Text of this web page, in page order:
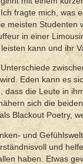
fragte mich, was
meisten
in einer
kann und ihr
Eden kann es
dass die Leute in
sich die
Blackout Poetry,
und
und
haben. Etwas